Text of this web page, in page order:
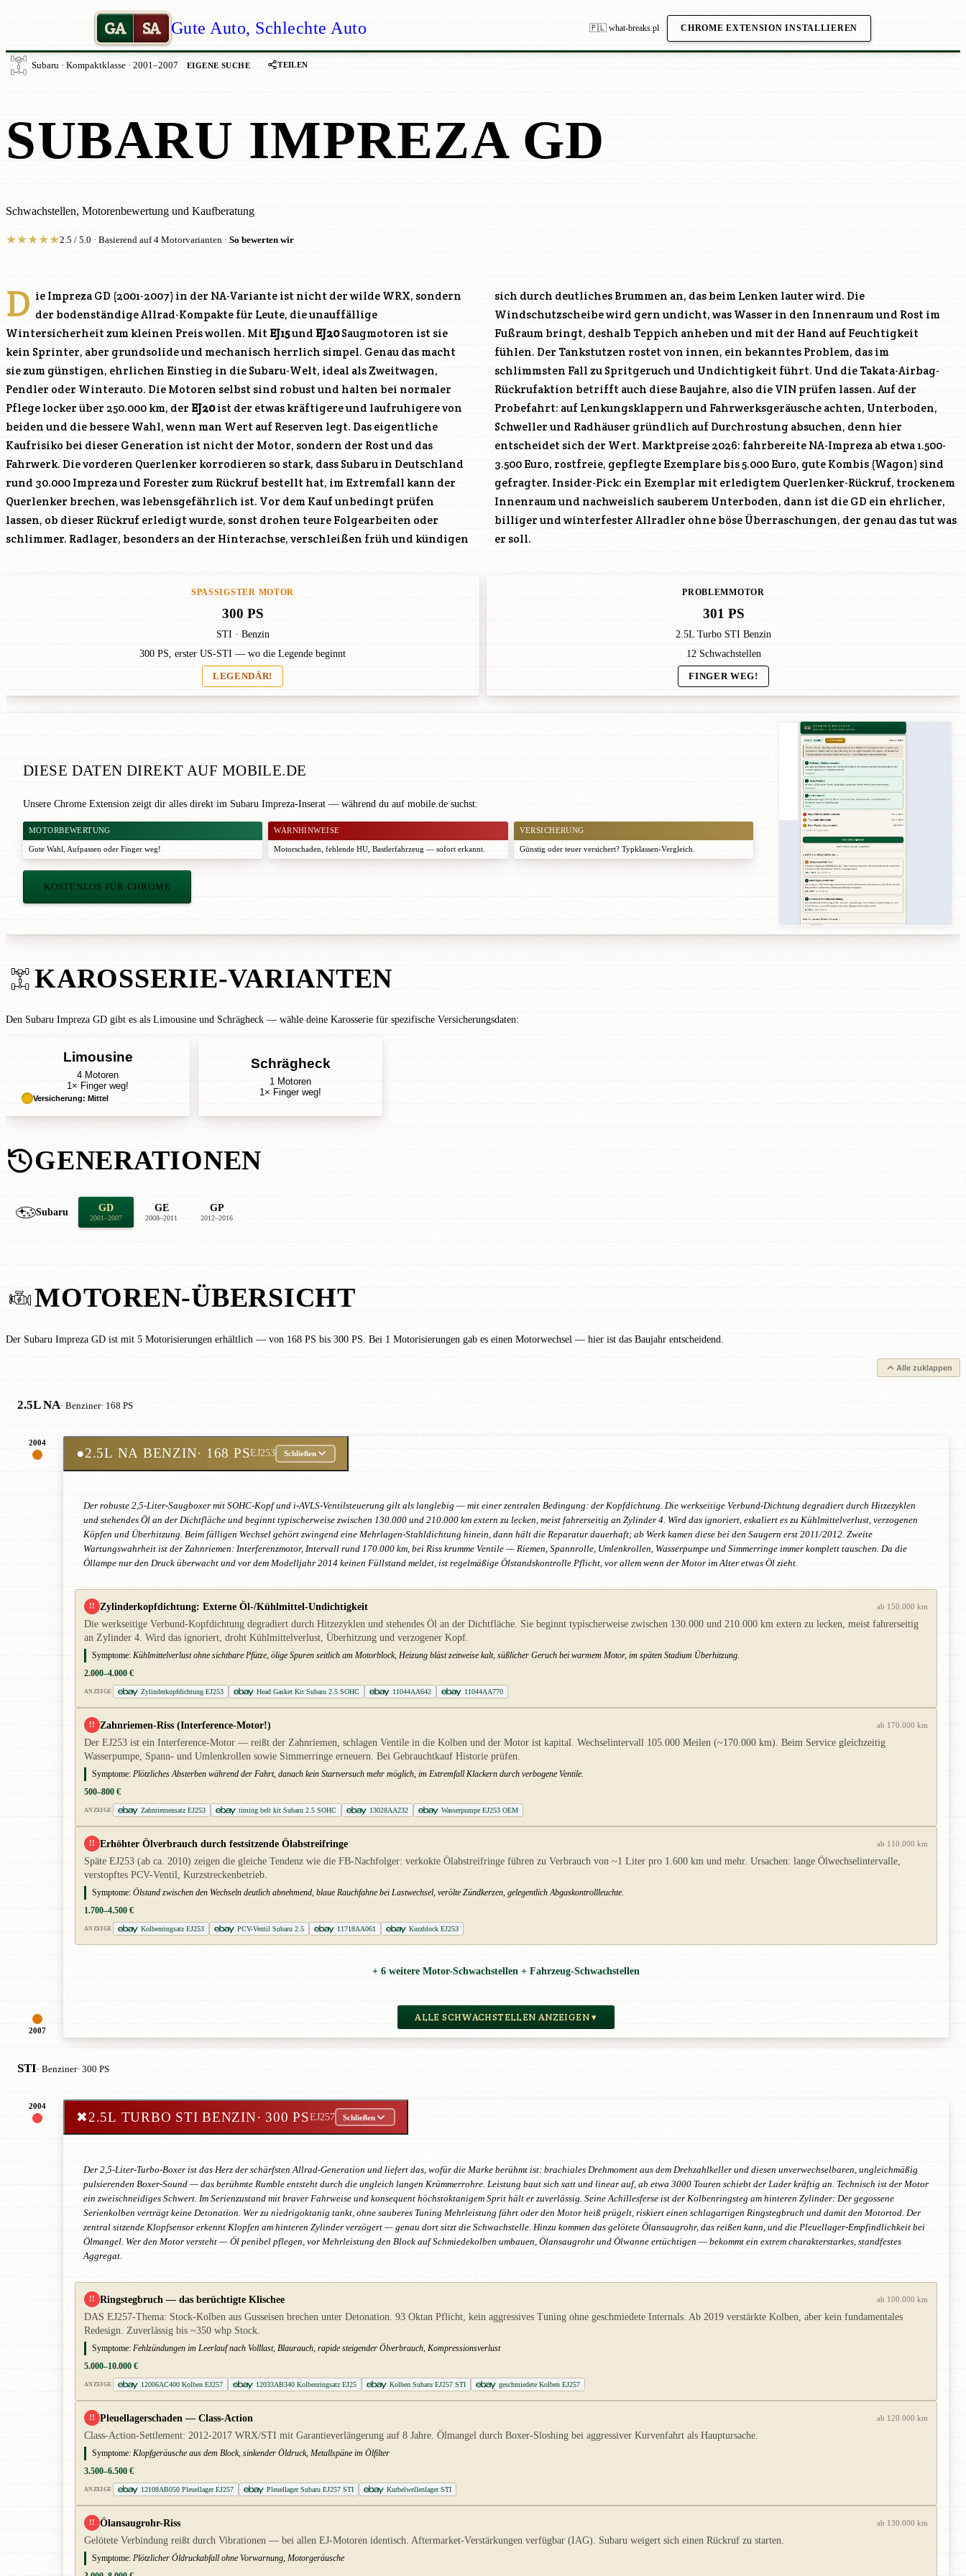
GA SA Gute Auto, Schlechte Auto 🇵🇱 what-breaks.pl CHROME EXTENSION INSTALLIEREN
Subaru · Kompaktklasse · 2001–2007 EIGENE SUCHE TEILEN
SUBARU IMPREZA GD
Schwachstellen, Motorenbewertung und Kaufberatung
★★★★★2.5 / 5.0 · Basierend auf 4 Motorvarianten · So bewerten wir
D ie Impreza GD (2001-2007) in der NA-Variante ist nicht der wilde WRX, sondern
der bodenständige Allrad-Kompakte für Leute, die unauffällige
Wintersicherheit zum kleinen Preis wollen. Mit EJ15und EJ20Saugmotoren ist sie
kein Sprinter, aber grundsolide und mechanisch herrlich simpel. Genau das macht
sie zum günstigen, ehrlichen Einstieg in die Subaru-Welt, ideal als Zweitwagen,
Pendler oder Winterauto. Die Motoren selbst sind robust und halten bei normaler
Pflege locker über 250.000 km, der EJ20ist der etwas kräftigere und laufruhigere von
beiden und die bessere Wahl, wenn man Wert auf Reserven legt. Das eigentliche
Kaufrisiko bei dieser Generation ist nicht der Motor, sondern der Rost und das
Fahrwerk. Die vorderen Querlenker korrodieren so stark, dass Subaru in Deutschland
rund 30.000 Impreza und Forester zum Rückruf bestellt hat, im Extremfall kann der
Querlenker brechen, was lebensgefährlich ist. Vor dem Kauf unbedingt prüfen
lassen, ob dieser Rückruf erledigt wurde, sonst drohen teure Folgearbeiten oder
schlimmer. Radlager, besonders an der Hinterachse, verschleißen früh und kündigen
sich durch deutliches Brummen an, das beim Lenken lauter wird. Die
Windschutzscheibe wird gern undicht, was Wasser in den Innenraum und Rost im
Fußraum bringt, deshalb Teppich anheben und mit der Hand auf Feuchtigkeit
fühlen. Der Tankstutzen rostet von innen, ein bekanntes Problem, das im
schlimmsten Fall zu Spritgeruch und Undichtigkeit führt. Und die Takata-Airbag-
Rückrufaktion betrifft auch diese Baujahre, also die VIN prüfen lassen. Auf der
Probefahrt: auf Lenkungsklappern und Fahrwerksgeräusche achten, Unterboden,
Schweller und Radhäuser gründlich auf Durchrostung absuchen, denn hier
entscheidet sich der Wert. Marktpreise 2026: fahrbereite NA-Impreza ab etwa 1.500-
3.500 Euro, rostfreie, gepflegte Exemplare bis 5.000 Euro, gute Kombis (Wagon) sind
gefragter. Insider-Pick: ein Exemplar mit erledigtem Querlenker-Rückruf, trockenem
Innenraum und nachweislich sauberem Unterboden, dann ist die GD ein ehrlicher,
billiger und winterfester Allradler ohne böse Überraschungen, der genau das tut was
er soll.
SPASSIGSTER MOTOR
300 PS
STI · Benzin
300 PS, erster US-STI — wo die Legende beginnt
LEGENDÄR!
PROBLEMMOTOR
301 PS
2.5L Turbo STI Benzin
12 Schwachstellen
FINGER WEG!
DIESE DATEN DIREKT AUF MOBILE.DE
Unsere Chrome Extension zeigt dir alles direkt im Subaru Impreza-Inserat — während du auf mobile.de suchst:
MOTORBEWERTUNG
Gute Wahl Aufpassen oder Finger weg!
WARNHINWEISE
Motorschaden, fehlende HU, Bastlerfahrzeug — sofort erkannt.
VERSICHERUNG
Günstig oder teuer versichert? Typklassen-Vergleich.
KOSTENLOS FÜR CHROME
KAROSSERIE-VARIANTEN
Den Subaru Impreza GD gibt es als Limousine und Schrägheck — wähle deine Karosserie für spezifische Versicherungsdaten:
Limousine
4 Motoren
1× Finger weg!
Versicherung: Mittel
Schrägheck
1 Motoren
1× Finger weg!
GENERATIONEN
Subaru GD
2001–2007
GE
2008–2011
GP
2012–2016
MOTOREN-ÜBERSICHT
Der Subaru Impreza GD ist mit 5 Motorisierungen erhältlich — von 168 PS bis 300 PS. Bei 1 Motorisierungen gab es einen Motorwechsel — hier ist das Baujahr entscheidend.
Alle zuklappen
2.5L NA· Benziner· 168 PS
2004
2007
●2.5L NA BENZIN· 168 PSEJ253 Schließen
Der robuste 2,5-Liter-Saugboxer mit SOHC-Kopf und i-AVLS-Ventilsteuerung gilt als langlebig — mit einer zentralen Bedingung: der Kopfdichtung. Die werkseitige Verbund-Dichtung degradiert durch Hitzezyklen
und stehendes Öl an der Dichtfläche und beginnt typischerweise zwischen 130.000 und 210.000 km extern zu lecken, meist fahrerseitig an Zylinder 4. Wird das ignoriert, eskaliert es zu Kühlmittelverlust, verzogenen
Köpfen und Überhitzung. Beim fälligen Wechsel gehört zwingend eine Mehrlagen-Stahldichtung hinein, dann hält die Reparatur dauerhaft; ab Werk kamen diese bei den Saugern erst 2011/2012. Zweite
Wartungswahrheit ist der Zahnriemen: Interferenzmotor, Intervall rund 170.000 km, bei Riss krumme Ventile — Riemen, Spannrolle, Umlenkrollen, Wasserpumpe und Simmerringe immer komplett tauschen. Da die
Öllampe nur den Druck überwacht und vor dem Modelljahr 2014 keinen Füllstand meldet, ist regelmäßige Ölstandskontrolle Pflicht, vor allem wenn der Motor im Alter etwas Öl zieht.
!! Zylinderkopfdichtung: Externe Öl-/Kühlmittel-Undichtigkeit ab 150.000 km
Die werkseitige Verbund-Kopfdichtung degradiert durch Hitzezyklen und stehendes Öl an der Dichtfläche. Sie beginnt typischerweise zwischen 130.000 und 210.000 km extern zu lecken, meist fahrerseitig
an Zylinder 4. Wird das ignoriert, droht Kühlmittelverlust, Überhitzung und verzogener Kopf.
Symptome: Kühlmittelverlust ohne sichtbare Pfütze, ölige Spuren seitlich am Motorblock, Heizung bläst zeitweise kalt, süßlicher Geruch bei warmem Motor, im späten Stadium Überhitzung.
2.000–4.000 €
ANZEIGE Zylinderkopfdichtung EJ253 Head Gasket Kit Subaru 2.5 SOHC 11044AA642 11044AA770
!! Zahnriemen-Riss (Interference-Motor!) ab 170.000 km
Der EJ253 ist ein Interference-Motor — reißt der Zahnriemen, schlagen Ventile in die Kolben und der Motor ist kapital. Wechselintervall 105.000 Meilen (~170.000 km). Beim Service gleichzeitig
Wasserpumpe, Spann- und Umlenkrollen sowie Simmerringe erneuern. Bei Gebrauchtkauf Historie prüfen.
Symptome: Plötzliches Absterben während der Fahrt, danach kein Startversuch mehr möglich, im Extremfall Klackern durch verbogene Ventile.
500–800 €
ANZEIGE Zahnriemensatz EJ253 timing belt kit Subaru 2.5 SOHC 13028AA232 Wasserpumpe EJ253 OEM
!! Erhöhter Ölverbrauch durch festsitzende Ölabstreifringe ab 110.000 km
Späte EJ253 (ab ca. 2010) zeigen die gleiche Tendenz wie die FB-Nachfolger: verkokte Ölabstreifringe führen zu Verbrauch von ~1 Liter pro 1.600 km und mehr. Ursachen: lange Ölwechselintervalle,
verstopftes PCV-Ventil, Kurzstreckenbetrieb.
Symptome: Ölstand zwischen den Wechseln deutlich abnehmend, blaue Rauchfahne bei Lastwechsel, verölte Zündkerzen, gelegentlich Abgaskontrollleuchte.
1.700–4.500 €
ANZEIGE Kolbenringsatz EJ253 PCV-Ventil Subaru 2.5 11718AA061 Kurzblock EJ253
+ 6 weitere Motor-Schwachstellen + Fahrzeug-Schwachstellen
ALLE SCHWACHSTELLEN ANZEIGEN ▾
STI· Benziner· 300 PS
2004
✖2.5L TURBO STI BENZIN· 300 PSEJ257 Schließen
Der 2,5-Liter-Turbo-Boxer ist das Herz der schärfsten Allrad-Generation und liefert das, wofür die Marke berühmt ist: brachiales Drehmoment aus dem Drehzahlkeller und diesen unverwechselbaren, ungleichmäßig
pulsierenden Boxer-Sound — das berühmte Rumble entsteht durch die ungleich langen Krümmerrohre. Leistung baut sich satt und linear auf, ab etwa 3000 Touren schiebt der Lader kräftig an. Technisch ist der Motor
ein zweischneidiges Schwert. Im Serienzustand mit braver Fahrweise und konsequent höchstoktanigem Sprit hält er zuverlässig. Seine Achillesferse ist der Kolbenringsteg am hinteren Zylinder: Der gegossene
Serienkolben verträgt keine Detonation. Wer zu niedrigoktanig tankt, ohne sauberes Tuning Mehrleistung fährt oder den Motor heiß prügelt, riskiert einen schlagartigen Ringstegbruch und damit den Motortod. Der
zentral sitzende Klopfsensor erkennt Klopfen am hinteren Zylinder verzögert — genau dort sitzt die Schwachstelle. Hinzu kommen das gelötete Ölansaugrohr, das reißen kann, und die Pleuellager-Empfindlichkeit bei
Ölmangel. Wer den Motor versteht — Öl penibel pflegen, vor Mehrleistung den Block auf Schmiedekolben umbauen, Ölansaugrohr und Ölwanne ertüchtigen — bekommt ein extrem charakterstarkes, standfestes
Aggregat.
!! Ringstegbruch — das berüchtigte Klischee ab 100.000 km
DAS EJ257-Thema: Stock-Kolben aus Gusseisen brechen unter Detonation. 93 Oktan Pflicht, kein aggressives Tuning ohne geschmiedete Internals. Ab 2019 verstärkte Kolben, aber kein fundamentales
Redesign. Zuverlässig bis ~350 whp Stock.
Symptome: Fehlzündungen im Leerlauf nach Volllast, Blaurauch, rapide steigender Ölverbrauch, Kompressionsverlust
5.000–10.000 €
ANZEIGE 12006AC400 Kolben EJ257 12033AB340 Kolbenringsatz EJ25 Kolben Subaru EJ257 STI geschmiedete Kolben EJ257
!! Pleuellagerschaden — Class-Action ab 120.000 km
Class-Action-Settlement: 2012-2017 WRX/STI mit Garantieverlängerung auf 8 Jahre. Ölmangel durch Boxer-Sloshing bei aggressiver Kurvenfahrt als Hauptursache.
Symptome: Klopfgeräusche aus dem Block, sinkender Öldruck, Metallspäne im Ölfilter
3.500–6.500 €
ANZEIGE 12108AB050 Pleuellager EJ257 Pleuellager Subaru EJ257 STI Kurbelwellenlager STI
!! Ölansaugrohr-Riss ab 130.000 km
Gelötete Verbindung reißt durch Vibrationen — bei allen EJ-Motoren identisch. Aftermarket-Verstärkungen verfügbar (IAG). Subaru weigert sich einen Rückruf zu starten.
Symptome: Plötzlicher Öldruckabfall ohne Vorwarnung, Motorgeräusche